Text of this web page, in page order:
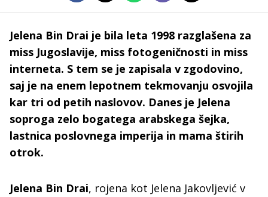
Jelena Bin Drai je bila leta 1998 razglašena za
miss Jugoslavije, miss fotogeničnosti in miss
interneta. S tem se je zapisala v zgodovino,
saj je na enem lepotnem tekmovanju osvojila
kar tri od petih naslovov. Danes je Jelena
soproga zelo bogatega arabskega šejka,
lastnica poslovnega imperija in mama štirih
otrok.
Jelena Bin Drai, rojena kot Jelena Jakovljević v